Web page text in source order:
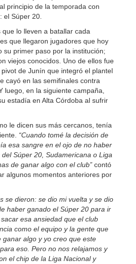
principio de la temporada con
el Súper 20.
lo lleven a batallar cada
que llegaron jugadores que hoy
su primer paso por la institución;
viejos conocidos. Uno de ellos fue
de Junín que integró el plantel
cayó en las semifinales contra
luego, en la siguiente campaña,
estadía en Alta Córdoba al sufrir
le dicen sus más cercanos, tenía
“Cuando tomé la decisión de
esa sangre en el ojo de no haber
Súper 20, Sudamericana o Liga
de ganar algo con el club” contó
algunos momentos anteriores por
se dieron: se dio mi vuelta y se dio
haber ganado el Súper 20 para ir
esa ansiedad que el club
como el equipo y la gente que
ganar algo y yo creo que este
eso. Pero no nos relajamos y
el chip de la Liga Nacional y